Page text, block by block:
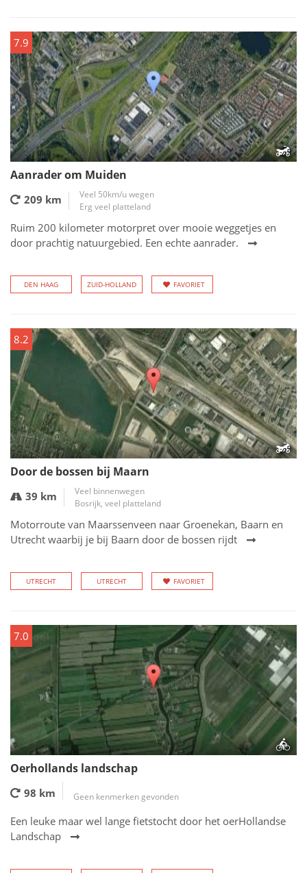
7.9
Aanrader om Muiden
209 km
Veel 50km/u wegen
Erg veel platteland
Ruim 200 kilometer motorpret over mooie weggetjes en
door prachtig natuurgebied. Een echte aanrader.
DEN HAAG ZUID-HOLLAND FAVORIET
8.2
Door de bossen bij Maarn
39 km
Veel binnenwegen
Bosrijk, veel platteland
Motorroute van Maarssenveen naar Groenekan, Baarn en
Utrecht waarbij je bij Baarn door de bossen rijdt
UTRECHT UTRECHT FAVORIET
7.0
Oerhollands landschap
98 km Geen kenmerken gevonden
Een leuke maar wel lange fietstocht door het oerHollandse
Landschap